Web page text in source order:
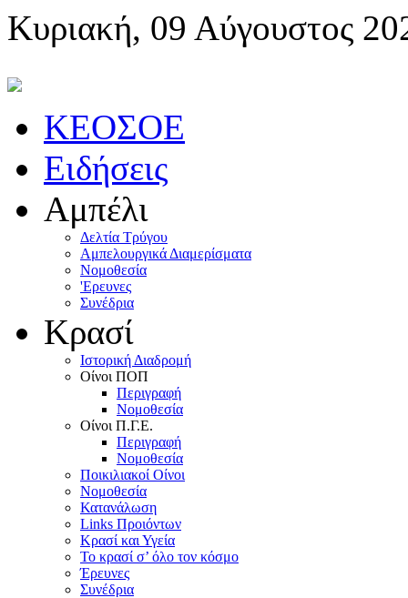
Κυριακή, 09 Αύγουστος
KEOΣOE
Ειδήσεις
Αμπέλι
Δελτία Τρύγου
Αμπελουργικά Διαμερίσματα
Nομοθεσία
'Eρευνες
Συνέδρια
Κρασί
Iστορική Διαδρομή
Oίνοι ΠOΠ
Περιγραφή
Nομοθεσία
Oίνοι Π.Γ.E.
Περιγραφή
Νομοθεσία
Ποικιλιακοί Oίνοι
Nομοθεσία
Κατανάλωση
Links Προιόντων
Κρασί και Υγεία
To κρασί σ’ όλο τον κόσμο
Έρευνες
Συνέδρια